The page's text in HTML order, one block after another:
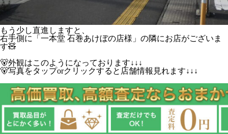
もう少し直進しますと、
右手側に「一本堂 石巻あけぼの店様」の隣にお店がございま
す🧸
🐻外観はこのようになっております↓↓↓
🐻写真をタップorクリックすると店舗情報見れます↓↓↓